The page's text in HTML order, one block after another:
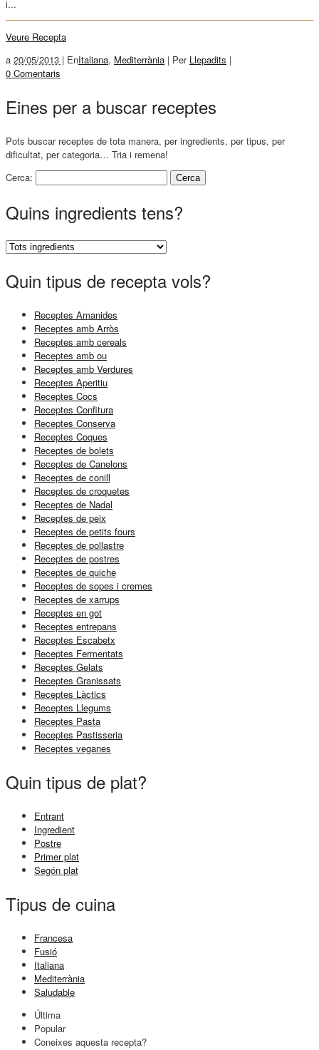
i...
Veure Recepta
a 20/05/2013 | EnItaliana, Mediterrània | Per Llepadits |
0 Comentaris
Eines per a buscar receptes
Pots buscar receptes de tota manera, per ingredients, per tipus, per
dificultat, per categoria… Tria i remena!
Cerca:
Quins ingredients tens?
Quin tipus de recepta vols?
Receptes Amanides
Receptes amb Arròs
Receptes amb cereals
Receptes amb ou
Receptes amb Verdures
Receptes Aperitiu
Receptes Cocs
Receptes Confitura
Receptes Conserva
Receptes Coques
Receptes de bolets
Receptes de Canelons
Receptes de conill
Receptes de croquetes
Receptes de Nadal
Receptes de peix
Receptes de petits fours
Receptes de pollastre
Receptes de postres
Receptes de quiche
Receptes de sopes i cremes
Receptes de xarrups
Receptes en got
Receptes entrepans
Receptes Escabetx
Receptes Fermentats
Receptes Gelats
Receptes Granissats
Receptes Làctics
Receptes Llegums
Receptes Pasta
Receptes Pastisseria
Receptes veganes
Quin tipus de plat?
Entrant
Ingredient
Postre
Primer plat
Segón plat
Tipus de cuina
Francesa
Fusió
Italiana
Mediterrània
Saludable
Última
Popular
Coneixes aquesta recepta?